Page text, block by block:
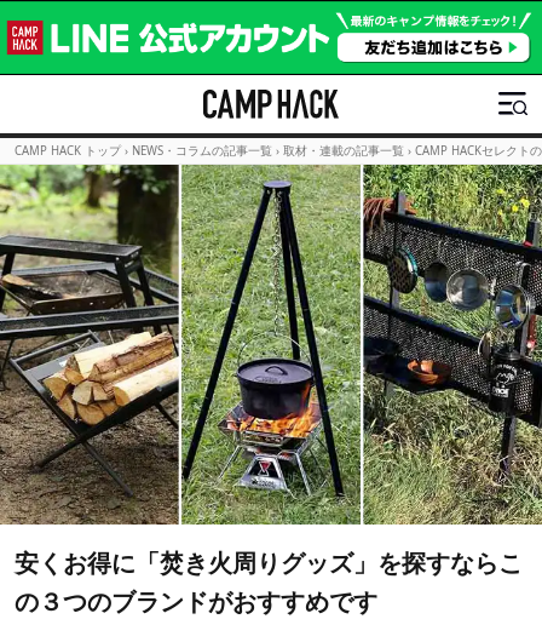
CAMP HACK トップ › NEWS・コラムの記事一覧 › 取材・連載の記事一覧 › CAMP HACKセレクト
安くお得に「焚き火周りグッズ」を探すならこ
の３つのブランドがおすすめです